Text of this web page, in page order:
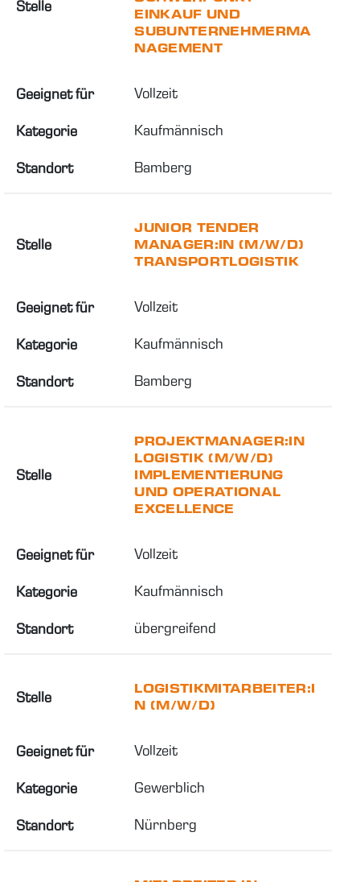
Stelle
EINKAUF UND
SUBUNTERNEHMERMA
NAGEMENT
Geeignet für Vollzeit
Kategorie Kaufmännisch
Standort Bamberg
Stelle
JUNIOR TENDER
MANAGER:IN (M/W/D)
TRANSPORTLOGISTIK
Geeignet für Vollzeit
Kategorie Kaufmännisch
Standort Bamberg
Stelle
PROJEKTMANAGER:IN
LOGISTIK (M/W/D)
IMPLEMENTIERUNG
UND OPERATIONAL
EXCELLENCE
Geeignet für Vollzeit
Kategorie Kaufmännisch
Standort übergreifend
Stelle
LOGISTIKMITARBEITER:I
N (M/W/D)
Geeignet für Vollzeit
Kategorie Gewerblich
Standort Nürnberg